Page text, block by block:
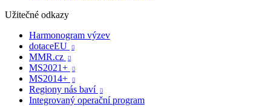
Užitečné odkazy
Harmonogram výzev
dotaceEU

MMR.cz 
MS2021+ 
MS2014+ 
Regiony nás baví 
Integrovaný operační program